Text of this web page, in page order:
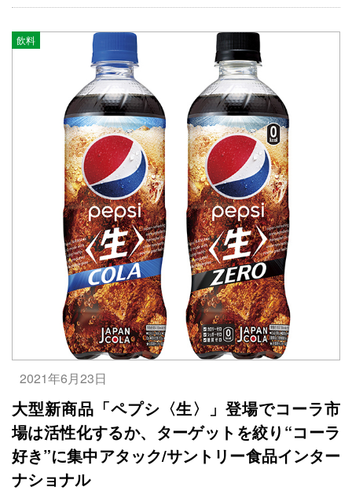
飲料
2021年6月23日
大型新商品「ペプシ〈生〉」登場でコーラ市
場は活性化するか、ターゲットを絞り“コーラ
好き”に集中アタック/サントリー食品インター
ナショナル